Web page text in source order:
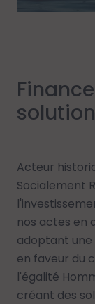
Acteur
Socialement
nos actes en
adoptant
en faveur du
l'égalité
créant des